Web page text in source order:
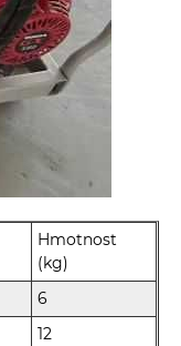
Hmotnost
(kg)
6
12